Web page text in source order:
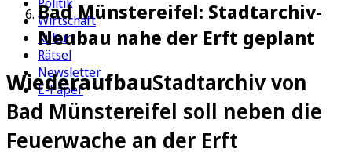
Wirtschaft
Kultur
Rätsel
Newsletter
E-Paper
Bad Münstereifel: Stadtarchiv-
Neubau nahe der Erft geplant
WiederaufbauStadtarchiv von
Bad Münstereifel soll neben die
Feuerwache an der Erft